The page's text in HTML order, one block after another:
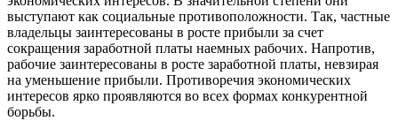
выступают как социальные противоположности. Так, частные
владельцы заинтересованы в росте прибыли за счет
сокращения заработной платы наемных рабочих. Напротив,
рабочие заинтересованы в росте заработной платы, невзирая
на уменьшение прибыли. Противоречия экономических
интересов ярко проявляются во всех формах конкурентной
борьбы.